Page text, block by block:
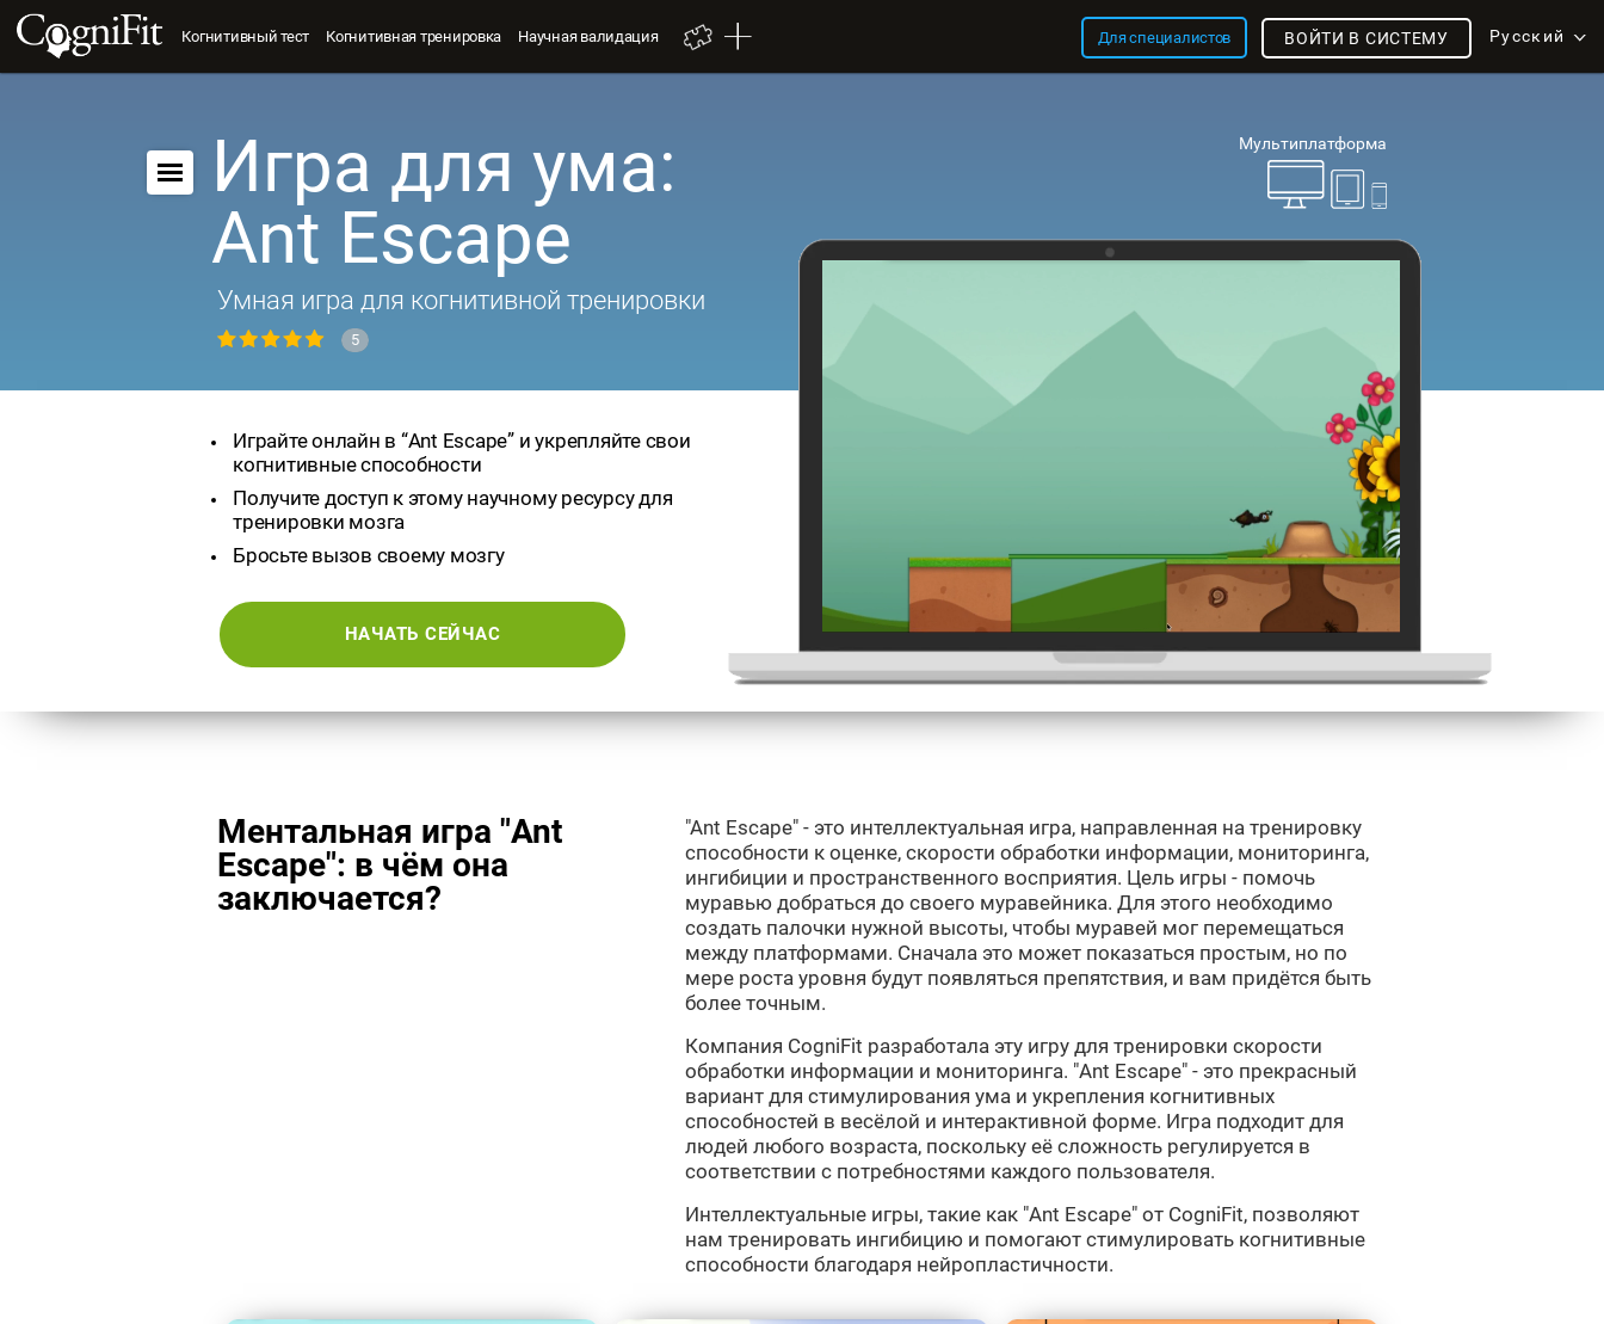
Когнитивный тест Когнитивная тренировка Научная валидация Для специалистов Русский
ВОЙТИ В СИСТЕМУ
Мультиплатформа
Игра для ума:
Ant Escape
Умная игра для когнитивной тренировки
5
Играйте онлайн в “Ant Escape” и укрепляйте свои
когнитивные способности
Получите доступ к этому научному ресурсу для
тренировки мозга
Бросьте вызов своему мозгу
НАЧАТЬ СЕЙЧАС
Ментальная игра "Ant
Escape": в чём она
заключается?
"Ant Escape" - это интеллектуальная игра, направленная на тренировку
способности к оценке, скорости обработки информации, мониторинга,
ингибиции и пространственного восприятия. Цель игры - помочь
муравью добраться до своего муравейника. Для этого необходимо
создать палочки нужной высоты, чтобы муравей мог перемещаться
между платформами. Сначала это может показаться простым, но по
мере роста уровня будут появляться препятствия, и вам придётся быть
более точным.
Компания CogniFit разработала эту игру для тренировки скорости
обработки информации и мониторинга. "Ant Escape" - это прекрасный
вариант для стимулирования ума и укрепления когнитивных
способностей в весёлой и интерактивной форме. Игра подходит для
людей любого возраста, поскольку её сложность регулируется в
соответствии с потребностями каждого пользователя.
Интеллектуальные игры, такие как "Ant Escape" от CogniFit, позволяют
нам тренировать ингибицию и помогают стимулировать когнитивные
способности благодаря нейропластичности.